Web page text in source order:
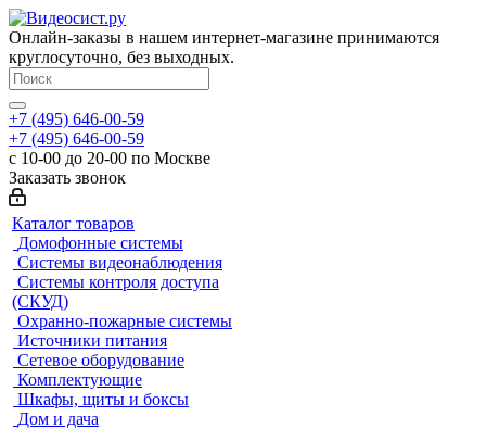
Онлайн-заказы в нашем интернет-магазине принимаются
круглосуточно, без выходных.
+7 (495) 646-00-59
+7 (495) 646-00-59
с 10-00 до 20-00 по Москве
Заказать звонок
Каталог товаров
Домофонные системы
Системы видеонаблюдения
Системы контроля доступа
(СКУД)
Охранно-пожарные системы
Источники питания
Сетевое оборудование
Комплектующие
Шкафы, щиты и боксы
Дом и дача